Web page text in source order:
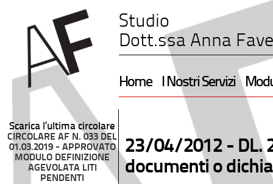
Studio
Dott.ssa Anna
Home I Nostri Servizi
Scarica l’ultima circolare
CIRCOLARE AF N. 033 DEL
01.03.2019 - APPROVATO
MODULO DEFINIZIONE
AGEVOLATA LITI
PENDENTI
23/04/2012 - DL.
documenti o